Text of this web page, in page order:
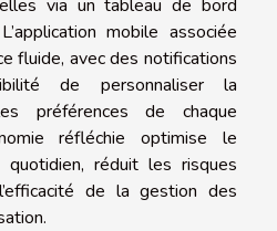
via un tableau de bord
mobile associée
fluide, avec des notifications
de personnaliser la
préférences de chaque
réfléchie optimise le
quotidien, réduit les risques
de la gestion des